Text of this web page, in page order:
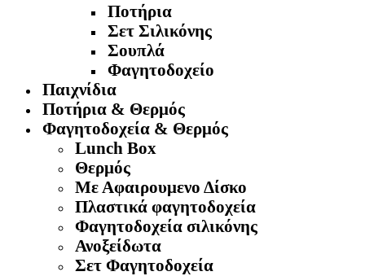
Ποτήρια
Σετ Σιλικόνης
Σουπλά
Φαγητοδοχείο
Παιχνίδια
Ποτήρια & Θερμός
Φαγητοδοχεία & Θερμός
Lunch Box
Θερμός
Με Αφαιρουμενο Δίσκο
Πλαστικά φαγητοδοχεία
Φαγητοδοχεία σιλικόνης
Ανοξείδωτα
Σετ Φαγητοδοχεία